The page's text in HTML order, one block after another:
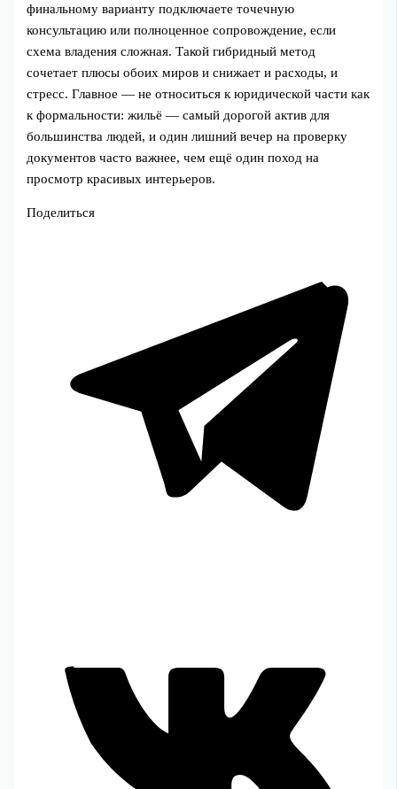
финальному варианту подключаете точечную
консультацию или полноценное сопровождение, если
схема владения сложная. Такой гибридный метод
сочетает плюсы обоих миров и снижает и расходы, и
стресс. Главное — не относиться к юридической части как
к формальности: жильё — самый дорогой актив для
большинства людей, и один лишний вечер на проверку
документов часто важнее, чем ещё один поход на
просмотр красивых интерьеров.
Поделиться